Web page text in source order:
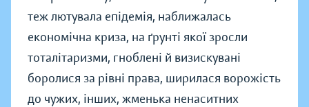
теж лютувала епідемія, наближалась
економічна криза, на ґрунті якої зросли
тоталітаризми, гноблені й визискувані
боролися за рівні права, ширилася ворожість
до чужих, інших, жменька ненаситних